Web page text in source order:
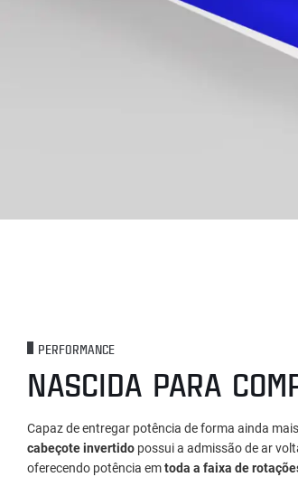
PERFORMANCE
NASCIDA PARA
Capaz de entregar potência de forma ainda
cabeçote invertido possui a admissão de ar
oferecendo potência emtoda a faixa de